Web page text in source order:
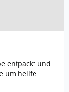
entpackt und
um heilfe